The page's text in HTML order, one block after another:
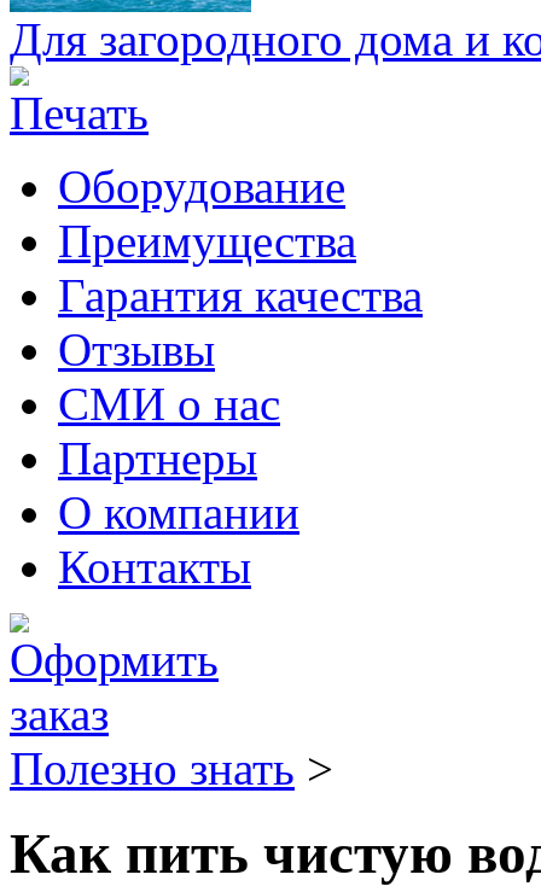
Для загородного дома и
Оборудование
Преимущества
Гарантия качества
Отзывы
СМИ о нас
Партнеры
О компании
Контакты
Полезно знать >
Как пить чистую